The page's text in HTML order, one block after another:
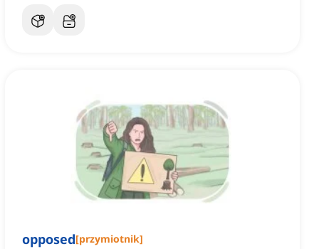
opposed[przymiotnik]